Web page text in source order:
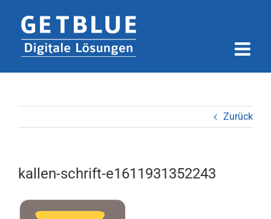
Inhalt
springen
Zurück
kallen-schrift-e1611931352243